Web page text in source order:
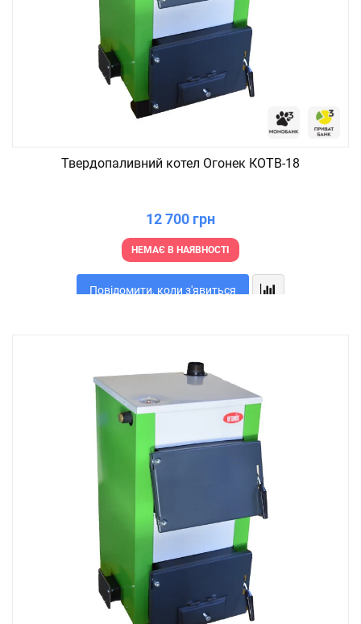
Твердопаливний котел Огонек КОТВ-18
12 700 грн
НЕМАЄ В НАЯВНОСТІ
Повідомити, коли з'явиться